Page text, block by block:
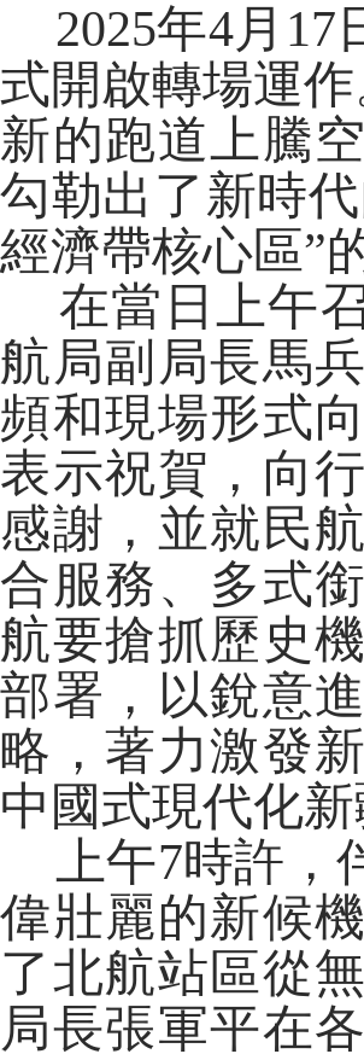
2025年4月17
式開啟轉場運
新的跑道上騰
勾勒出了新時
經濟帶核心區”
在當日上午
航局副局長馬
頻和現場形式
表示祝賀，向
感謝，並就民
合服務、多式
航要搶抓歷史
部署，以銳意
略，著力激發
中國式現代化
上午7時許，
偉壯麗的新候
了北航站區從
局長張軍平在